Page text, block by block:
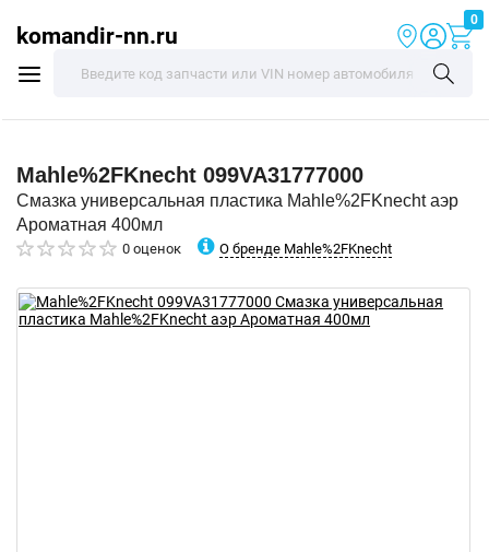
komandir-nn.ru
0
Mahle%2FKnecht 099VA31777000
Смазка универсальная пластика Mahle%2FKnecht аэр
Ароматная 400мл
0 оценок О бренде Mahle%2FKnecht